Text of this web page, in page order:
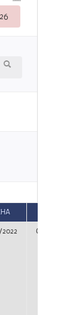
2022 Concurso